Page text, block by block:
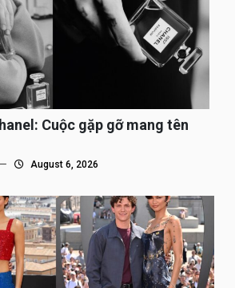
Cuộc gặp gỡ mang tên
August 6, 2026